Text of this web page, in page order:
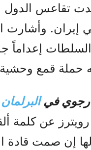
تقاعس
إيران. وأشارت
إعداماً
حملة قمع
في
عن كلمة
إن صمت قادة